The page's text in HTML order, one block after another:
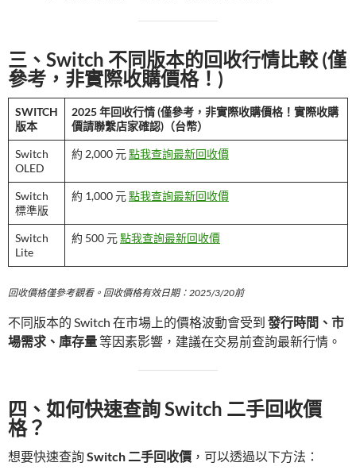
三、Switch 不同版本的回收行情比較 (僅
參考，非實際收購價格！)
SWITCH
版本
2025 年回收行情 (僅參考，非實際收購價格！實際收購
價請聯繫店家確認)（台幣）
Switch
OLED
約 2,000 元點我查詢最新回收價
Switch
標準版
約 1,000 元點我查詢最新回收價
Switch
Lite
約 500 元點我查詢最新回收價
回收價格僅參考觀看。回收價格有效日期：2025/3/20前
不同版本的 Switch 在市場上的價格波動會受到 發行時間、市
場需求、庫存量等因素影響，建議在交易前查詢最新行情。
四、如何快速查詢 Switch 二手回收價
格？
想要快速查詢 Switch 二手回收價 ，可以透過以下方法：